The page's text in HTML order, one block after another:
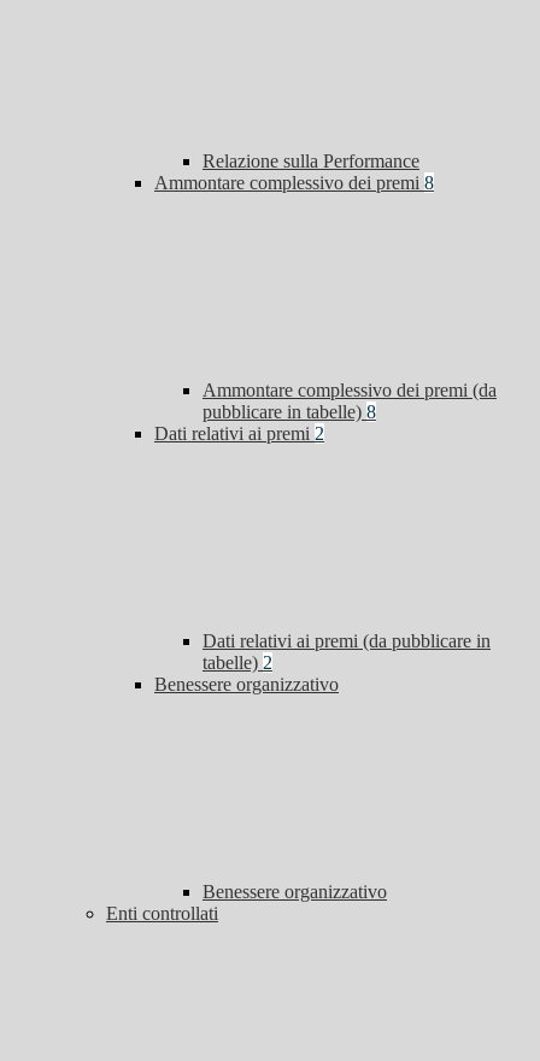
Relazione sulla Performance
Ammontare complessivo dei premi 8
Ammontare complessivo dei premi (da
pubblicare in tabelle) 8
Dati relativi ai premi 2
Dati relativi ai premi (da pubblicare in
tabelle) 2
Benessere organizzativo
Benessere organizzativo
Enti controllati